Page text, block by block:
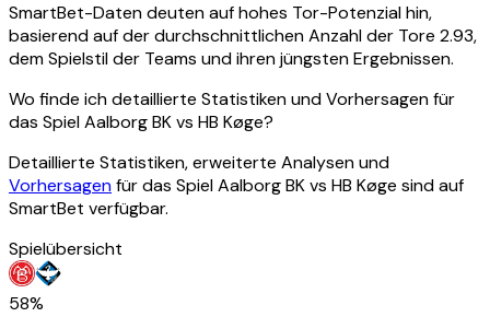
SmartBet-Daten deuten auf hohes Tor-Potenzial hin,
basierend auf der durchschnittlichen Anzahl der Tore 2.93,
dem Spielstil der Teams und ihren jüngsten Ergebnissen.
Wo finde ich detaillierte Statistiken und Vorhersagen für
das Spiel Aalborg BK vs HB Køge?
Detaillierte Statistiken, erweiterte Analysen und
Vorhersagenfür das Spiel Aalborg BK vs HB Køge sind auf
SmartBet verfügbar.
Spielübersicht
58%